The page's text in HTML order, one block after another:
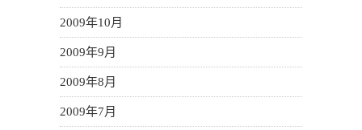
2009年10月
2009年9月
2009年8月
2009年7月